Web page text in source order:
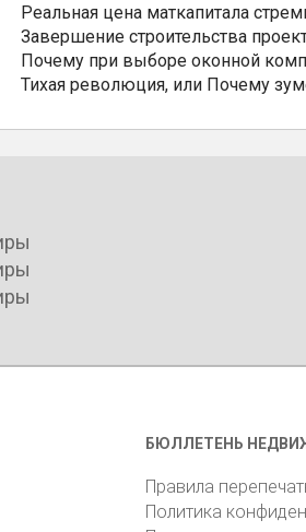
Реальная цена маткапитала
Завершение строительства
Почему при выборе оконной
Тихая революция, или Почему
БЮЛЛЕТЕНЬ
Правила
Политика